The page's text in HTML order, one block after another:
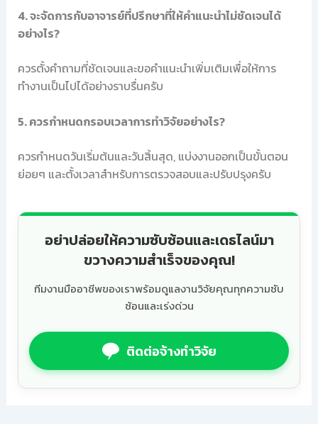
4. จะจัดการกับอาจารย์ที่ปรึกษาที่ให้คำแนะนำไม่ชัดเจนได้
อย่างไร?
ควรตั้งคำถามที่ชัดเจนและขอคำแนะนำเพิ่มเติมเพื่อให้การ
ทำงานเป็นไปได้อย่างราบรื่นครับ
5. ควรกำหนดกรอบเวลาการทำวิจัยอย่างไร?
ควรกำหนดวันเริ่มต้นและวันสิ้นสุด, แบ่งงานออกเป็นขั้นตอน
ย่อยๆ และตั้งเวลาสำหรับการตรวจสอบและปรับปรุงครับ
อย่าปล่อยให้ความซับซ้อนและเดธไลน์มา
ขวางความสำเร็จของคุณ!
ทีมงานมืออาชีพของเราพร้อมดูแลงานวิจัยคุณทุกความซับ
ซ้อนและเร่งด่วน
ติดต่อจ้างทำวิจัย